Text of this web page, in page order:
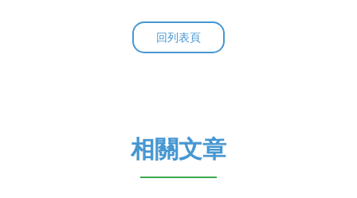
回列表頁
相關文章